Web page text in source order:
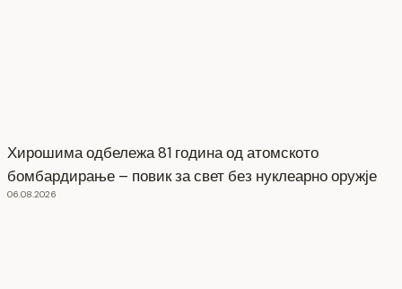
Хирошима одбележа 81 година од атомското
бомбардирање – повик за свет без нуклеарно оружје
06.08.2026